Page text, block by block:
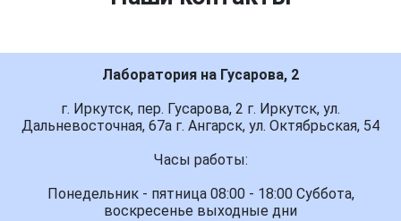
Лаборатория на Гусарова, 2
г. Иркутск, пер. Гусарова, 2 г. Иркутск, ул.
Дальневосточная, 67а г. Ангарск, ул. Октябрьская, 54
Часы работы:
Понедельник - пятница 08:00 - 18:00 Суббота,
воскресенье выходные дни